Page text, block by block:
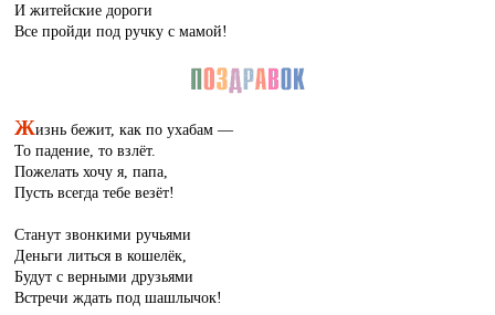
И житейские дороги
Все пройди под ручку с мамой!
Жизнь бежит, как по ухабам —
То падение, то взлёт.
Пожелать хочу я, папа,
Пусть всегда тебе везёт!
Станут звонкими ручьями
Деньги литься в кошелёк,
Будут с верными друзьями
Встречи ждать под шашлычок!